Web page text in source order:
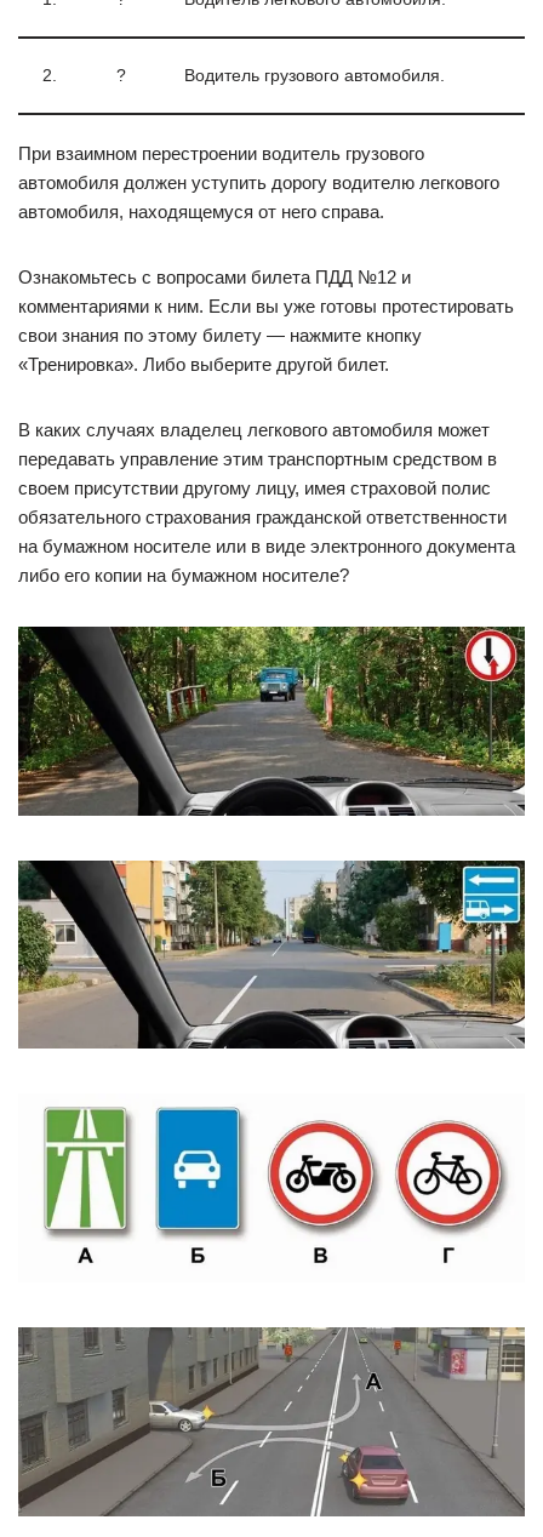
2. ? Водитель грузового автомобиля.
При взаимном перестроении водитель грузового
автомобиля должен уступить дорогу водителю легкового
автомобиля, находящемуся от него справа.
Ознакомьтесь с вопросами билета ПДД №12 и
комментариями к ним. Если вы уже готовы протестировать
свои знания по этому билету — нажмите кнопку
«Тренировка». Либо выберите другой билет.
В каких случаях владелец легкового автомобиля может
передавать управление этим транспортным средством в
своем присутствии другому лицу, имея страховой полис
обязательного страхования гражданской ответственности
на бумажном носителе или в виде электронного документа
либо его копии на бумажном носителе?